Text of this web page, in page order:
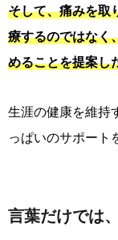
そして、痛みを取
療するのではなく
めることを提案し
生涯の健康を維持
っぱいのサポート
言葉だけでは